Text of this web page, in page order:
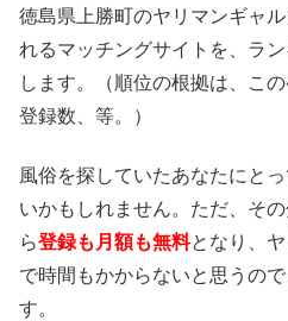
徳島県上勝町のヤリマンギャ
れるマッチングサイトを、ラ
します。（順位の根拠は、こ
登録数、等。）
風俗を探していたあなたにと
いかもしれません。ただ、そ
ら登録も月額も無料となり、
で時間もかからないと思うの
す。